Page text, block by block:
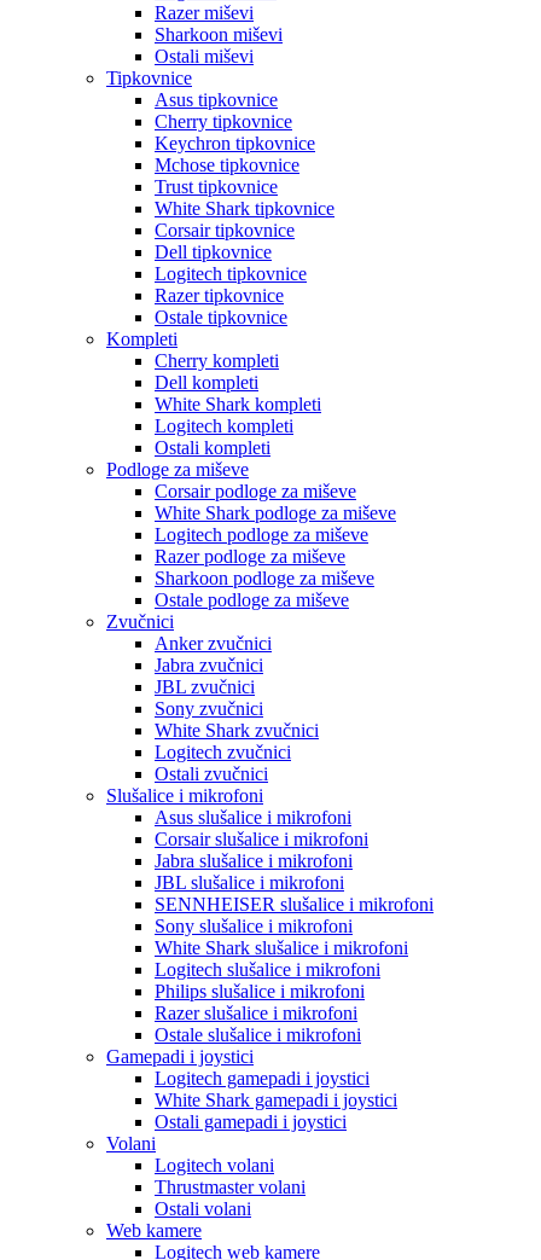
Razer miševi
Sharkoon miševi
Ostali miševi
Tipkovnice
Asus tipkovnice
Cherry tipkovnice
Keychron tipkovnice
Mchose tipkovnice
Trust tipkovnice
White Shark tipkovnice
Corsair tipkovnice
Dell tipkovnice
Logitech tipkovnice
Razer tipkovnice
Ostale tipkovnice
Kompleti
Cherry kompleti
Dell kompleti
White Shark kompleti
Logitech kompleti
Ostali kompleti
Podloge za miševe
Corsair podloge za miševe
White Shark podloge za miševe
Logitech podloge za miševe
Razer podloge za miševe
Sharkoon podloge za miševe
Ostale podloge za miševe
Zvučnici
Anker zvučnici
Jabra zvučnici
JBL zvučnici
Sony zvučnici
White Shark zvučnici
Logitech zvučnici
Ostali zvučnici
Slušalice i mikrofoni
Asus slušalice i mikrofoni
Corsair slušalice i mikrofoni
Jabra slušalice i mikrofoni
JBL slušalice i mikrofoni
SENNHEISER slušalice i mikrofoni
Sony slušalice i mikrofoni
White Shark slušalice i mikrofoni
Logitech slušalice i mikrofoni
Philips slušalice i mikrofoni
Razer slušalice i mikrofoni
Ostale slušalice i mikrofoni
Gamepadi i joystici
Logitech gamepadi i joystici
White Shark gamepadi i joystici
Ostali gamepadi i joystici
Volani
Logitech volani
Thrustmaster volani
Ostali volani
Web kamere
Logitech web kamere